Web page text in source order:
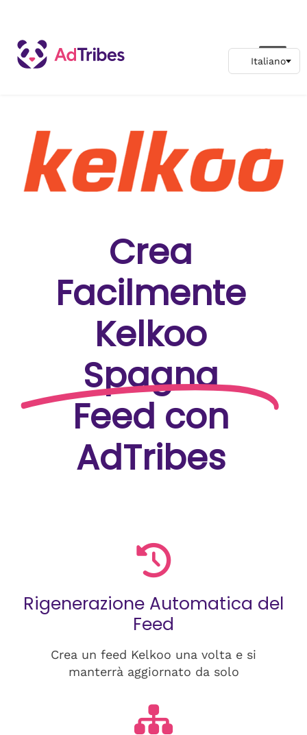
Crea
Facilmente
Kelkoo
Spagna
Feed con
AdTribes
Rigenerazione Automatica del
Feed
Crea un feed Kelkoo una volta e si
manterrà aggiornato da solo